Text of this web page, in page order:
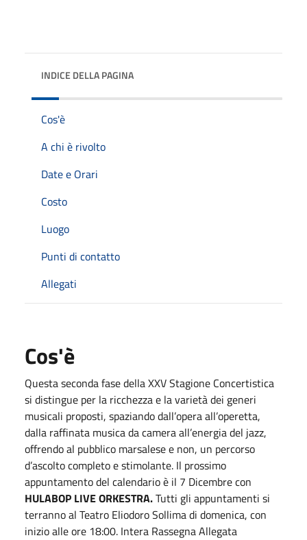
INDICE DELLA PAGINA
Cos'è
A chi è rivolto
Date e Orari
Costo
Luogo
Punti di contatto
Allegati
Cos'è
Questa seconda fase della XXV Stagione Concertistica
si distingue per la ricchezza e la varietà dei generi
musicali proposti, spaziando dall’opera all’operetta,
dalla raffinata musica da camera all’energia del jazz,
offrendo al pubblico marsalese e non, un percorso
d’ascolto completo e stimolante. Il prossimo
appuntamento del calendario è il 7 Dicembre con
HULABOP LIVE ORKESTRA.Tutti gli appuntamenti si
terranno al Teatro Eliodoro Sollima di domenica, con
inizio alle ore 18:00. Intera Rassegna Allegata